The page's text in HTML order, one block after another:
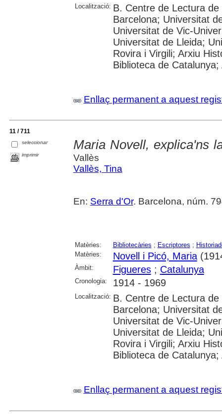
Localització: B. Centre de Lectura
Barcelona; Universitat
Universitat de Vic-
Universitat de Lleida;
Rovira i Virgili; Arxiu
Biblioteca de
Enllaç permanent a aquest
11 / 711
seleccionar
imprimir
Maria Novell, explica'ns
Vallès
Vallès, Tina
En: Serra d'Or. Barcelona, núm.
Matèries: Bibliotecàries ; Escriptores ;
Matèries:
Novell i Picó, Maria
Àmbit: Figueres; Catalunya
Cronologia: 1914 - 1969
Localització: B. Centre de Lectura
Barcelona; Universitat
Universitat de Vic-
Universitat de Lleida;
Rovira i Virgili; Arxiu
Biblioteca de
Enllaç permanent a aquest